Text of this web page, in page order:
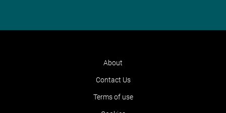
About
Contact Us
Terms of use